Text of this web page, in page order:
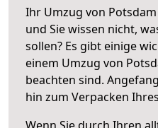
Ihr Umzug von
und Sie wissen nicht,
sollen? Es gibt einige
einem Umzug von
beachten sind.
hin zum Verpacken